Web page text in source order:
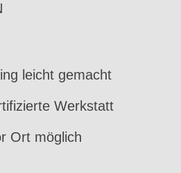
leicht gemacht
Werkstatt
Ort möglich